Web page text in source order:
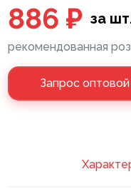
Плинтус напольный с
Керамическая плитка
Клей монтажный
886 ₽ за
рекомендованная
Запрос